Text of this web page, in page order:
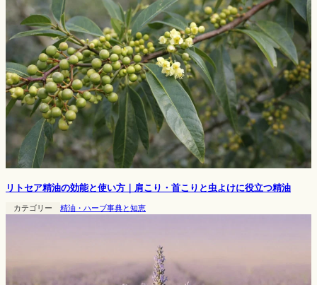
リトセア精油の効能と使い方｜肩こり・首こりと虫よけに役立つ精油
カテゴリー 精油・ハーブ事典と知恵